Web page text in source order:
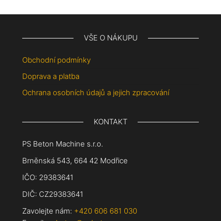
VŠE O NÁKUPU
Obchodní podmínky
Doprava a platba
Ochrana osobních údajů a jejich zpracování
KONTAKT
PS Beton Machine s.r.o.
Brněnská 543, 664 42 Modřice
IČO: 29383641
DIČ: CZ29383641
Zavolejte nám: +420 606 681 030